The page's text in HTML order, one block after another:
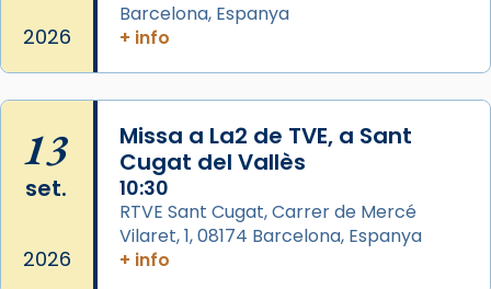
Aquest dilluns, 27 de juliol, ha tingut lloc la
missa d’acció de gràcies en agraïment al
L’arquebisbe de Barcelona, el cardenal Joan
Josep Omella, ha presidit la missa i l’ha
concelebrat el bisbe auxiliar de Barcelona,
Mons. David Abadías.
📸 Dr. G. Simón
2026
Barcelona, Espanya
+ info
13
set.
2026
Missa a La2 de TVE, a Sant
Cugat del Vallès
10:30
RTVE Sant Cugat, Carrer de Mercé
Vilaret, 1, 08174 Barcelona, Espanya
+ info